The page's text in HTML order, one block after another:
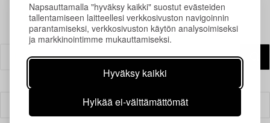
Napsauttamalla "hyväksy kaikki" suostut evästeiden
tallentamiseen laitteellesi verkkosivuston navigoinnin
parantamiseksi, verkkosivuston käytön analysoimiseksi
ja markkinointimme mukauttamiseksi.
Hyväksy kaikki
Hylkää ei-välttämättömät
Suodatin